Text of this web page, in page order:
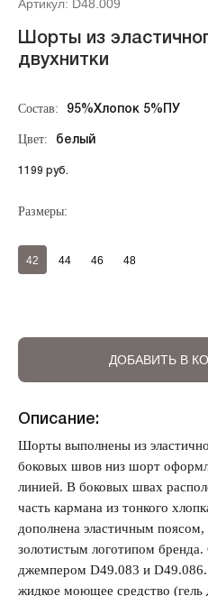
Запомнить меня на этом
Забыли
Артикул: D48.009
Шорты из
двухнитки
Состав: 95%Хлопок 5%ПУ
Цвет: белый
1199 руб.
Размеры:
42 44 46 48
ДОБАВИТЬ В
Описание:
Шорты выполнены из
боковых швов низ шорт
линией. В боковых швах
часть кармана из тонкого
дополнена эластичным
золотистым логотипом бренда.
джемпером D49.083 и D49.086.
жидкое моющее средство (гель